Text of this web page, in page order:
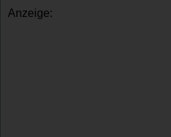
Anzeige: